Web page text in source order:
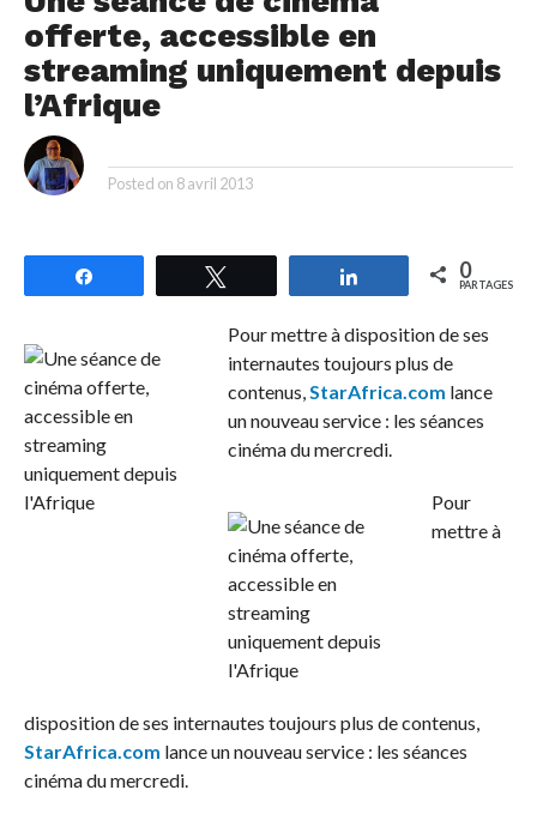
offerte, accessible en
streaming uniquement depuis
l’Afrique
Posted on 8 avril 2013
Partagez 0
PARTAGES
Pour mettre à disposition de ses
internautes toujours plus de
contenus,StarAfrica.com lance
un nouveau service : les séances
cinéma du mercredi.
Pour
mettre à
disposition de ses internautes toujours plus de contenus,
StarAfrica.com lance un nouveau service : les séances
cinéma du mercredi.